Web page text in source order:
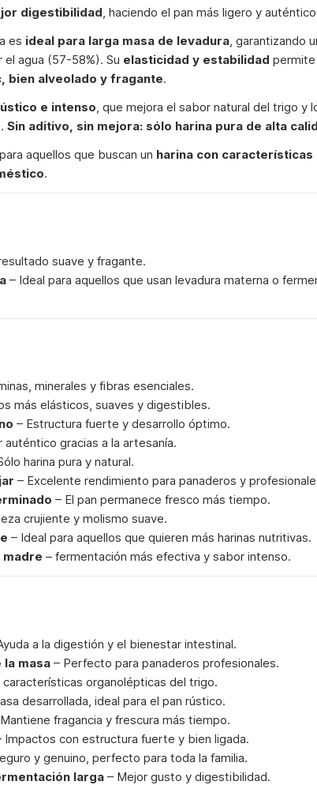
digestibilidad, haciendo el pan más ligero y
es ideal para larga masa de levadura, garantizando
agua (57-58%). Su elasticidad y estabilidad
bien alveolado y fragante.
e intenso, que mejora el sabor natural del trigo y
Sin aditivo, sin mejora: sólo harina pura de alta
aquellos que buscan un harina con
.
suave y fragante.
– Ideal para aquellos que usan levadura materna o
minerales y fibras esenciales.
más elásticos, suaves y digestibles.
– Estructura fuerte y desarrollo óptimo.
auténtico gracias a la artesanía.
harina pura y natural.
– Excelente rendimiento para panaderos y
– El pan permanece fresco más tiempo.
crujiente y molismo suave.
– Ideal para aquellos que quieren más harinas nutritivas.
madre – fermentación más efectiva y sabor intenso.
a la digestión y el bienestar intestinal.
la masa – Perfecto para panaderos profesionales.
características organolépticas del trigo.
desarrollada, ideal para el pan rústico.
fragancia y frescura más tiempo.
Impactos con estructura fuerte y bien ligada.
y genuino, perfecto para toda la familia.
larga – Mejor gusto y digestibilidad.